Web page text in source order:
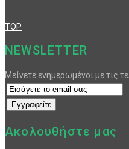
TOP
NEWSLETTER
Μείνετε ενημερωμένοι με τις
Ακολουθήστε μας